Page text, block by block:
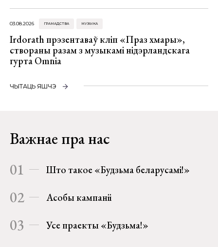
03.08.2026 ГРАМАДСТВА МУЗЫКА
Irdorath прэзентаваў кліп «Праз хмары»,
створаны разам з музыкамі нідэрландскага
гурта Omnia
ЧЫТАЦЬ ЯШЧЭ
Важнае пра нас
01 Што такое «Будзьма беларусамі!»
02 Асобы кампаніі
03 Усе праекты «Будзьма!»